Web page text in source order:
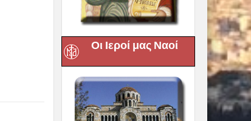
Οι Ιεροί μας Ναοί